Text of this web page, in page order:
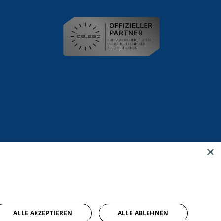
×
ALLE AKZEPTIEREN ALLE ABLEHNEN